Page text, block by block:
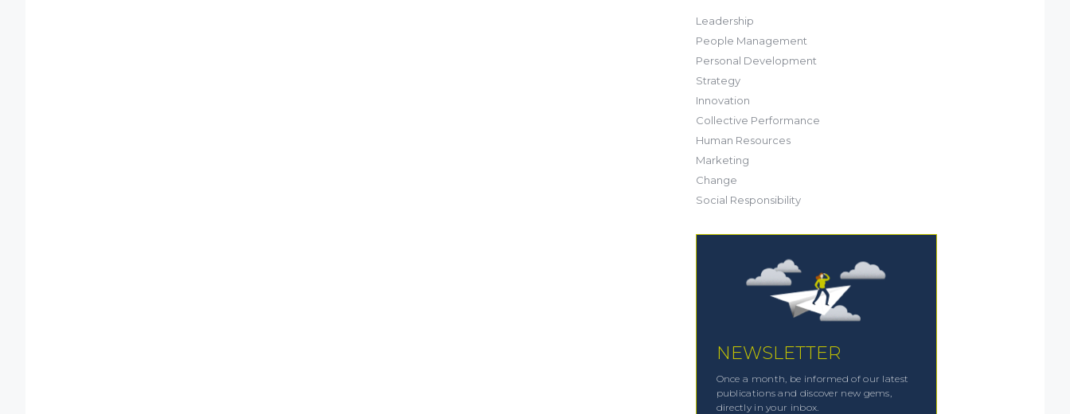
Leadership
People Management
Personal Development
Strategy
Innovation
Collective Performance
Human Resources
Marketing
Change
Social Responsibility
NEWSLETTER
Once a month, be informed of our latest
publications and discover new gems,
directly in your inbox.